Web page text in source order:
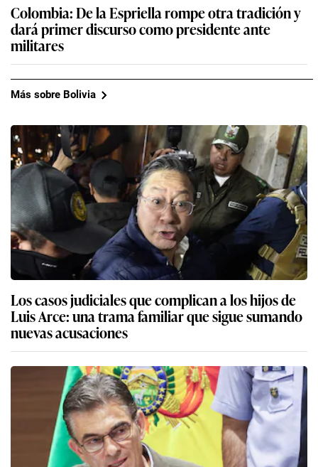
Colombia: De la Espriella rompe otra tradición y
dará primer discurso como presidente ante
militares
Más sobre Bolivia
Los casos judiciales que complican a los hijos de
Luis Arce: una trama familiar que sigue sumando
nuevas acusaciones